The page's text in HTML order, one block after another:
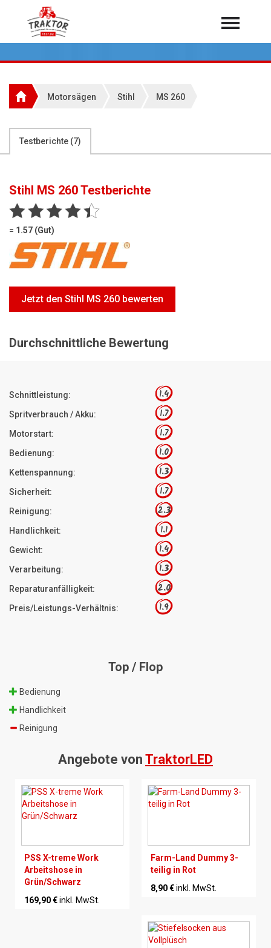
Home
Rundballenpressen
Teleskoplader
Rasentraktoren
Hoflader
Jetzt Bewerten
Über 7.000 Testberichte
Motorsägen Stihl MS 260
Testberichte (7)
Stihl MS 260Testberichte
= 1.57 (Gut)
Jetzt den Stihl MS 260 bewerten
Durchschnittliche Bewertung
Schnittleistung: 1.4
Spritverbrauch / Akku: 1.7
Motorstart: 1.7
Bedienung: 1.0
Kettenspannung: 1.3
Sicherheit: 1.7
Reinigung: 2.3
Handlichkeit: 1.1
Gewicht: 1.4
Verarbeitung: 1.3
Reparaturanfälligkeit: 2.0
Preis/Leistungs-Verhältnis: 1.9
Top / Flop
Bedienung
Handlichkeit
Reinigung
Angebote von TraktorLED
PSS X-treme Work
Arbeitshose in
Grün/Schwarz
169,90 €inkl. MwSt.
Farm-Land Dummy 3-
teilig in Rot
8,90 €inkl. MwSt.